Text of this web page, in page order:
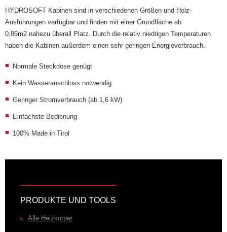
HYDROSOFT Kabinen sind in verschiedenen Größen und Holz-
Ausführungen verfügbar und finden mit einer Grundfläche ab
0,86m2 nahezu überall Platz. Durch die relativ niedrigen Temperaturen
haben die Kabinen außerdem einen sehr geringen Energieverbrauch.
Normale Steckdose genügt
Kein Wasseranschluss notwendig
Geringer Stromverbrauch (ab 1,6 kW)
Einfachste Bedienung
100% Made in Tirol
PRODUKTE UND TOOLS
Alle Heizkörper